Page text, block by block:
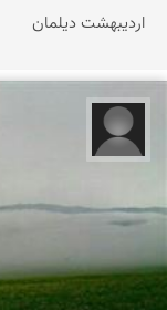
اردیبهشت دیلمان